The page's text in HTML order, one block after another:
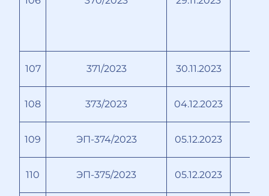
107 371/2023 30.11.2023
108 373/2023 04.12.2023
109 ЭП-374/2023 05.12.2023
110 ЭП-375/2023 05.12.2023